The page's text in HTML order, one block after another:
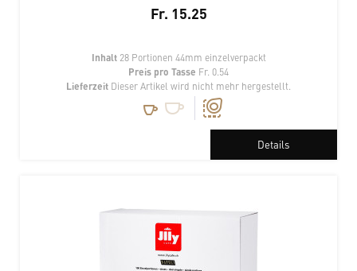
Fr. 15.25
Inhalt 28 Portionen 44mm einzelverpackt
Preis pro Tasse Fr. 0.54
Lieferzeit Dieser Artikel wird nicht mehr hergestellt.
Details